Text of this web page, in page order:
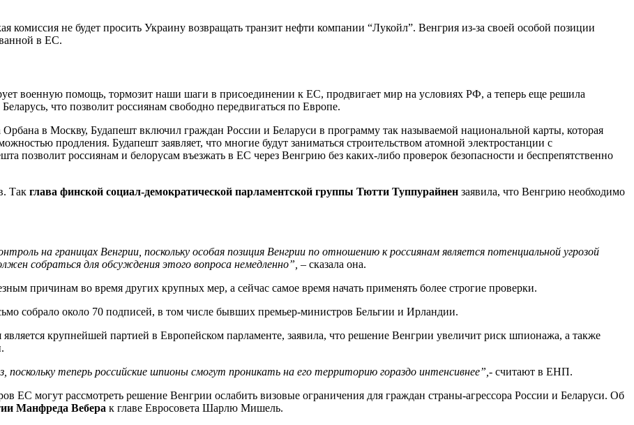
не будет просить Украину возвращать транзит нефти компании “Лукойл”. Венгрия из-за своей особой позиции
в ЕС.
военную помощь, тормозит наши шаги в присоединении к ЕС, продвигает мир на условиях РФ, а теперь еще решила
что позволит россиянам свободно передвигаться по Европе.
в Москву, Будапешт включил граждан России и Беларуси в программу так называемой национальной карты, которая
продления. Будапешт заявляет, что многие будут заниматься строительством атомной электростанции с
позволит россиянам и белорусам въезжать в ЕС через Венгрию без каких-либо проверок безопасности и беспрепятственно
Так глава финской социал-демократической парламентской группы Тютти Туппурайнен заявила, что Венгрию необходимо
на границах Венгрии, поскольку особая позиция Венгрии по отношению к россиянам является потенциальной угрозой
собраться для обсуждения этого вопроса немедленно”, – сказала она.
причинам во время других крупных мер, а сейчас самое время начать применять более строгие проверки.
собрало около 70 подписей, в том числе бывших премьер-министров Бельгии и Ирландии.
крупнейшей партией в Европейском парламенте, заявила, что решение Венгрии увеличит риск шпионажа, а также
поскольку теперь российские шпионы смогут проникать на его территорию гораздо интенсивнее” - считают в ЕНП.
ЕС могут рассмотреть решение Венгрии ослабить визовые ограничения для граждан страны-агрессора России и Беларуси. Об
Манфреда Вебера к главе Евросовета Шарлю Мишель.